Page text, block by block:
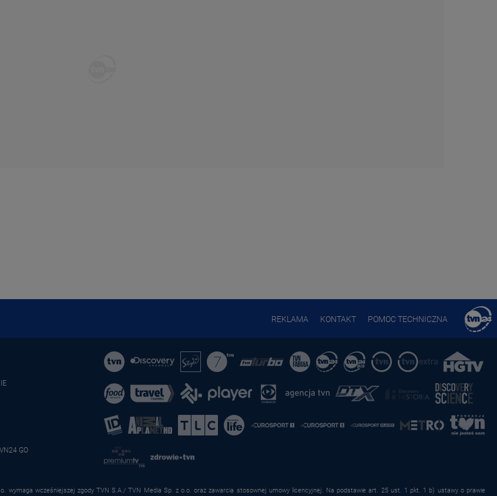
REKLAMA KONTAKT POMOC TECHNICZNA
GO
wymaga wcześniejszej zgody TVN S.A./ TVN Media Sp. z o.o. oraz zawarcia stosownej umowy licencyjnej. Na podstawie art. 25 ust. 1 pkt. 1 b) ustawy o prawie